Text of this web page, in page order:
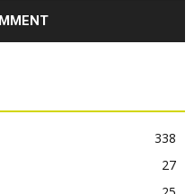
338
27